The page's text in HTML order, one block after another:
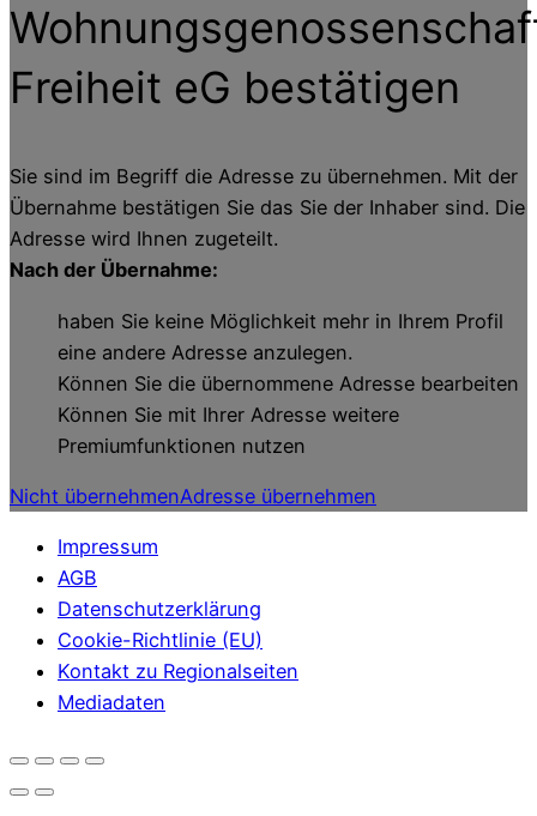
Freiheit eG bestätigen
Sie sind im Begriff die Adresse zu übernehmen. Mit der
Übernahme bestätigen Sie das Sie der Inhaber sind. Die
Adresse wird Ihnen zugeteilt.
Nach der Übernahme:
haben Sie keine Möglichkeit mehr in Ihrem Profil
eine andere Adresse anzulegen.
Können Sie die übernommene Adresse bearbeiten
Können Sie mit Ihrer Adresse weitere
Premiumfunktionen nutzen
Nicht übernehmenAdresse übernehmen
Impressum
AGB
Datenschutzerklärung
Cookie-Richtlinie (EU)
Kontakt zu Regionalseiten
Mediadaten